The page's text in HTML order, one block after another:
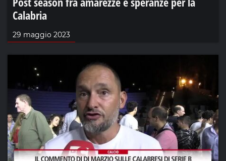
Calabria
29 maggio 2023